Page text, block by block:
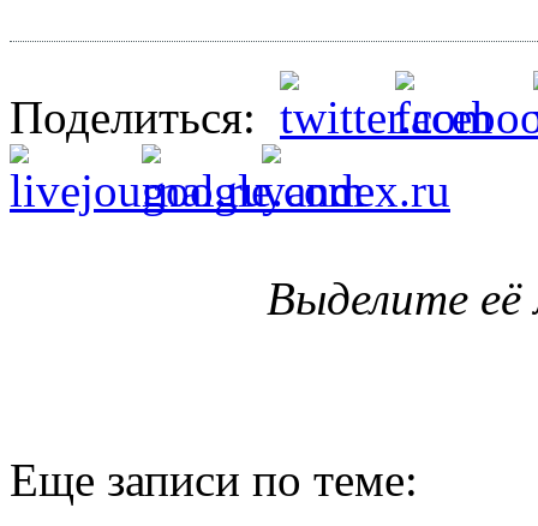
Поделиться:
Выделите
Еще записи по теме: